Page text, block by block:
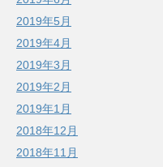
2019年5月
2019年4月
2019年3月
2019年2月
2019年1月
2018年12月
2018年11月